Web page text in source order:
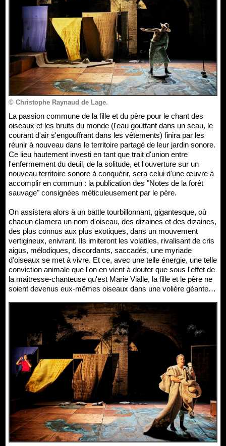
© Christophe Raynaud de Lage.
La passion commune de la fille et du père pour le chant des
oiseaux et les bruits du monde (l'eau gouttant dans un seau, le
courant d'air s'engouffrant dans les vêtements) finira par les
réunir à nouveau dans le territoire partagé de leur jardin sonore.
Ce lieu hautement investi en tant que trait d'union entre
l'enfermement du deuil, de la solitude, et l'ouverture sur un
nouveau territoire sonore à conquérir, sera celui d'une œuvre à
accomplir en commun : la publication des "Notes de la forêt
sauvage" consignées méticuleusement par le père.
On assistera alors à un battle tourbillonnant, gigantesque, où
chacun clamera un nom d'oiseau, des dizaines et des dizaines,
des plus connus aux plus exotiques, dans un mouvement
vertigineux, enivrant. Ils imiteront les volatiles, rivalisant de cris
aigus, mélodiques, discordants, saccadés, une myriade
d'oiseaux se met à vivre. Et ce, avec une telle énergie, une telle
conviction animale que l'on en vient à douter que sous l'effet de
la maitresse-chanteuse qu'est Marie Vialle, la fille et le père ne
soient devenus eux-mêmes oiseaux dans une volière géante…